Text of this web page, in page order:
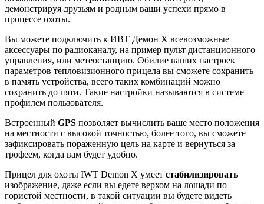
демонстрируя друзьям и родным ваши успехи прямо в
процессе охоты.
Вы можете подключить к ИВТ Демон X всевозможные
аксессуары по радиоканалу, на пример пульт дистанционного
управления, или метеостанцию. Обилие ваших настроек
параметров тепловизионного прицела вы сможете сохранить
в память устройства, всего таких комбинаций можно
сохранить до пяти. Такие настройки называются в системе
профилем пользователя.
Встроенный GPS позволяет вычислить ваше место положения
на местности с высокой точностью, более того, вы сможете
зафиксировать пораженную цель на карте и вернуться за
трофеем, когда вам будет удобно.
Прицел для охоты IWT Demon X умеет стабилизировать
изображение, даже если вы едете верхом на лошади по
гористой местности, в такой ситуации вы будете видеть